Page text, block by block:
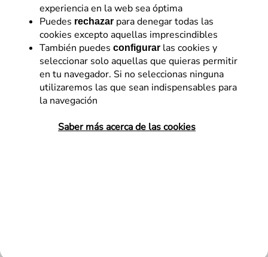
experiencia en la web sea óptima
Puedes rechazar para denegar todas las
cookies excepto aquellas imprescindibles
También puedes configurar las cookies y
seleccionar solo aquellas que quieras permitir
en tu navegador. Si no seleccionas ninguna
utilizaremos las que sean indispensables para
la navegación
Saber más acerca de las cookies
Hay momentos en la vida de todo SEO en los que una
migración te da un fuerte dolor de cabeza, propiciado
básicamente por los modos de proceder de algunos
sites, en los que no se sigueningún protocolo
establecidoy no se tiene ningún control sobre lo que